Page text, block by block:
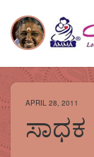
APRIL 28, 2011
ಸಾಧಕ